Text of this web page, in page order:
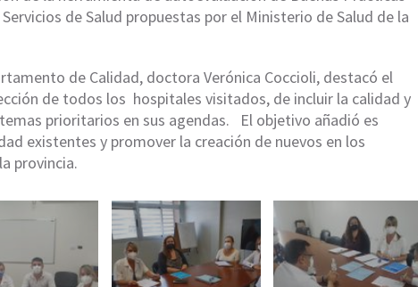
de Salud propuestas por el Ministerio de Salud de la
de Calidad, doctora Verónica Coccioli, destacó el
de todos los hospitales visitados, de incluir la calidad y
prioritarios en sus agendas. El objetivo añadió es
existentes y promover la creación de nuevos en los
provincia.